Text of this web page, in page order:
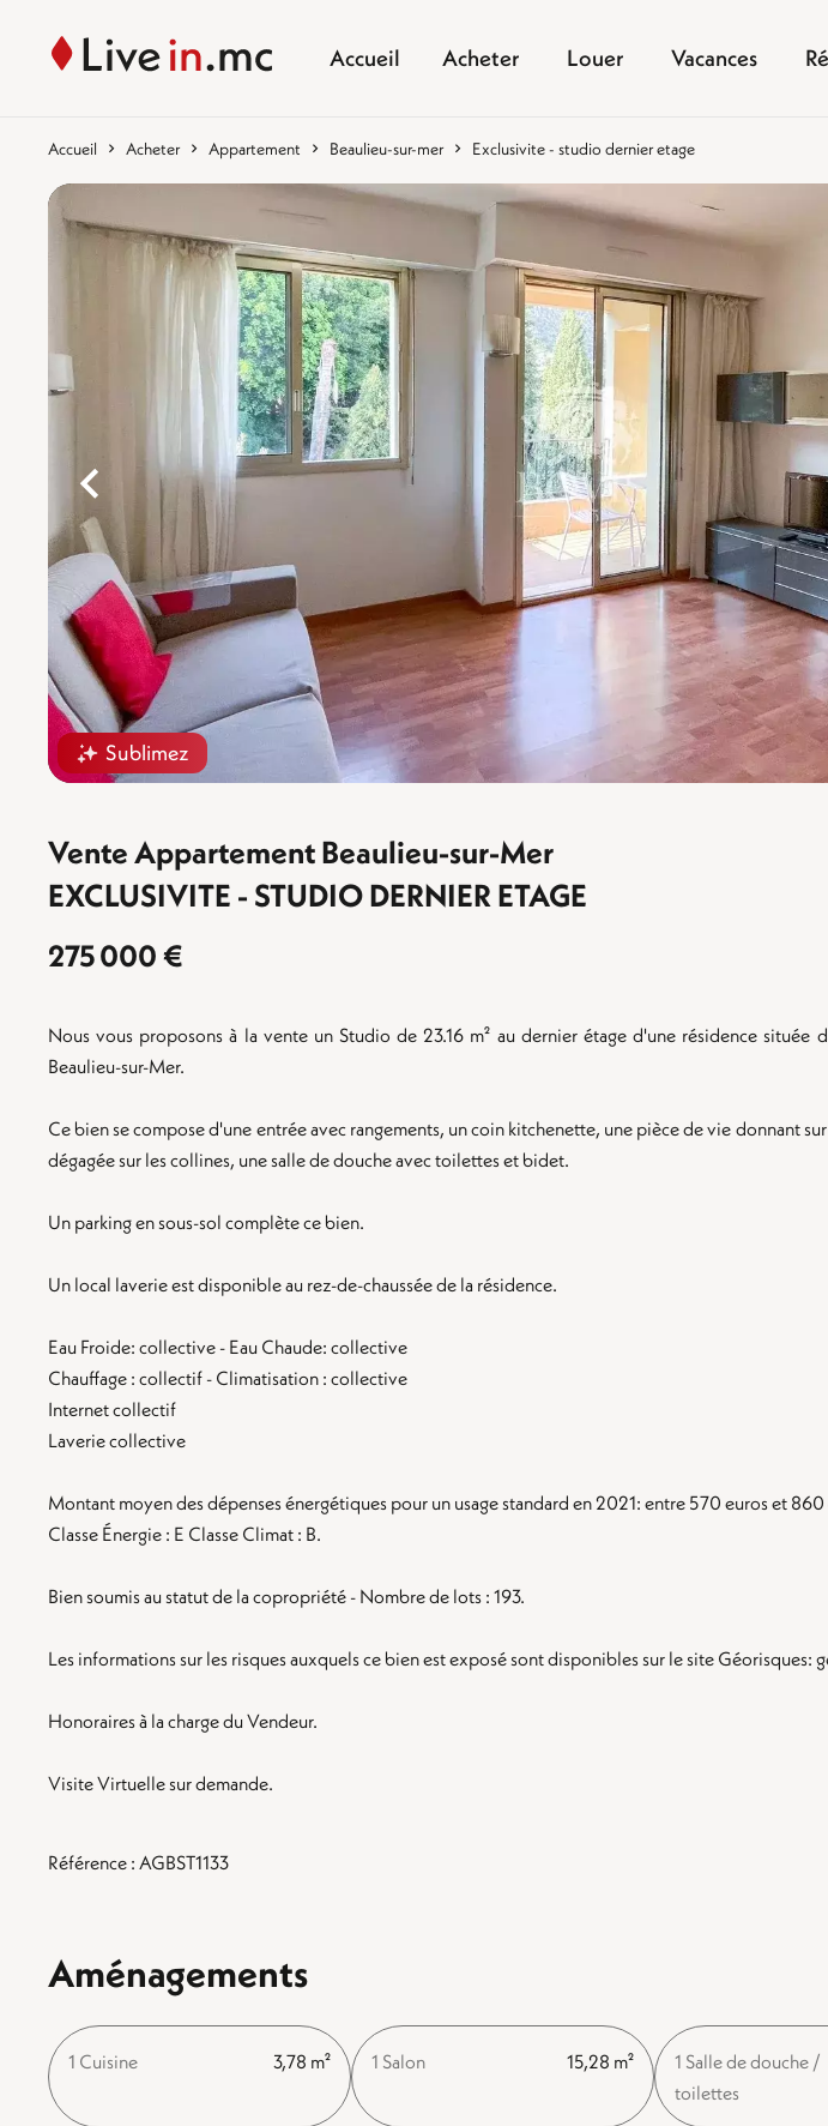
Accueil Acheter Louer Vacances
Accueil Acheter Appartement Beaulieu-sur-mer Exclusivite - studio dernier etage
Sublimez
%}
Vente Appartement Beaulieu-sur-Mer
EXCLUSIVITE - STUDIO DERNIER ETAGE
275 000 €
Nous vous proposons à la vente un Studio de 23.16 m² au dernier étage d'une résidence située
Beaulieu-sur-Mer.
Ce bien se compose d'une entrée avec rangements, un coin kitchenette, une pièce de vie donnant
dégagée sur les collines, une salle de douche avec toilettes et bidet.
Un parking en sous-sol complète ce bien.
Un local laverie est disponible au rez-de-chaussée de la résidence.
Eau Froide: collective - Eau Chaude: collective
Chauffage : collectif - Climatisation : collective
Internet collectif
Laverie collective
Montant moyen des dépenses énergétiques pour un usage standard en 2021: entre 570 euros et 860
Classe Énergie : E Classe Climat : B.
Bien soumis au statut de la copropriété - Nombre de lots : 193.
Les informations sur les risques auxquels ce bien est exposé sont disponibles sur le site Géorisques:
Honoraires à la charge du Vendeur.
Visite Virtuelle sur demande.
Référence : AGBST1133
Aménagements
1 Cuisine 3,78 m² 1 Salon 15,28 m²
1 Salle de douche /
toilettes